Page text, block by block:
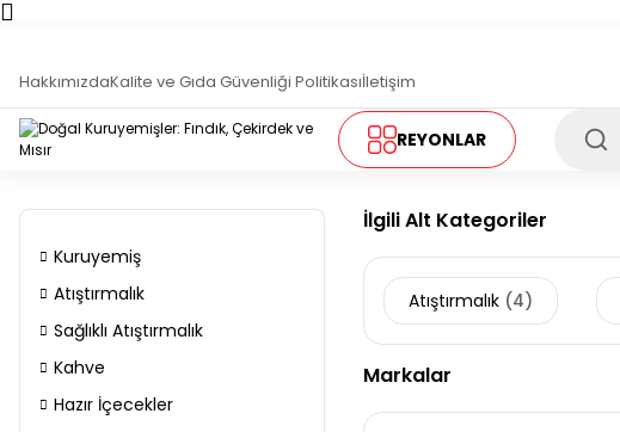
HakkımızdaKalite ve Gıda Güvenliği Politikasıİletişim
REYONLAR
Kuruyemiş
Atıştırmalık
Sağlıklı Atıştırmalık
Kahve
Hazır İçecekler
İlgili Alt Kategoriler
Atıştırmalık (4)
Markalar